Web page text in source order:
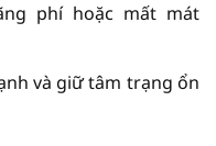
phí hoặc mất mát
và giữ tâm trạng ổn